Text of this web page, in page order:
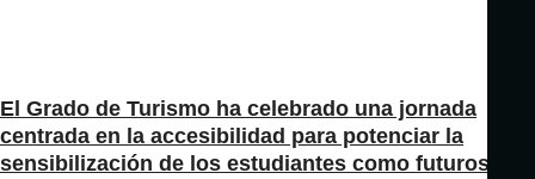
El Grado de Turismo ha celebrado una jornada
centrada en la accesibilidad para potenciar la
sensibilización de los estudiantes como futuros